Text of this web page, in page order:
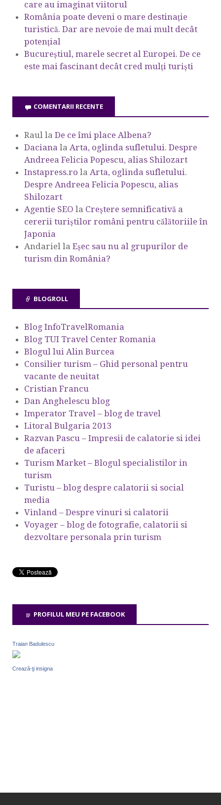
care au imaginat viitorul
România poate deveni o mare destinație
turistică. Dar are nevoie de mai mult decât
potențial
Bucureștiul, marele secret al Europei. De ce
este mai fascinant decât cred mulți turiști
COMENTARII RECENTE
Raul la De ce îmi place Albena?
Daciana la Arta, oglinda sufletului. Despre
Andreea Felicia Popescu, alias Shilozart
Instapress.ro la Arta, oglinda sufletului.
Despre Andreea Felicia Popescu, alias
Shilozart
Agentie SEO la Creștere semnificativă a
cererii turiștilor români pentru călătoriile în
Japonia
Andariel la Eşec sau nu al grupurilor de
turism din România?
BLOGROLL
Blog InfoTravelRomania
Blog TUI Travel Center Romania
Blogul lui Alin Burcea
Consilier turism – Ghid personal pentru
vacante de neuitat
Cristian Francu
Dan Anghelescu blog
Imperator Travel – blog de travel
Litoral Bulgaria 2013
Razvan Pascu – Impresii de calatorie si idei
de afaceri
Turism Market – Blogul specialistilor in
turism
Turistu – blog despre calatorii si social
media
Vinland – Despre vinuri si calatorii
Voyager – blog de fotografie, calatorii si
dezvoltare personala prin turism
PROFILUL MEU PE FACEBOOK
Traian Badulescu
Crează-ţi insigna